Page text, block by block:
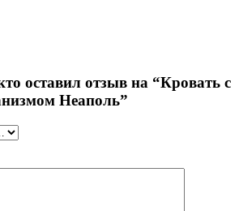
оставил отзыв на “Кровать с
Неаполь”